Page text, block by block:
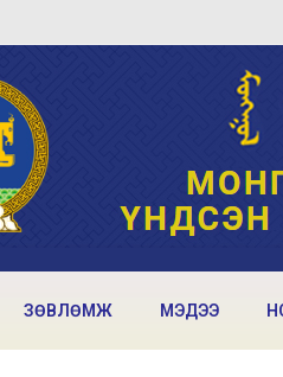
ЗӨВЛӨМЖ МЭДЭЭ